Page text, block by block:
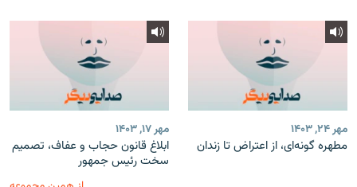
مهر ۲۴, ۱۴۰۳
مطهره گونه‌ای، از اعتراض تا زندان
مهر ۱۷, ۱۴۰۳
ابلاغ قانون حجاب و عفاف، تصمیم
سخت رئیس جمهور